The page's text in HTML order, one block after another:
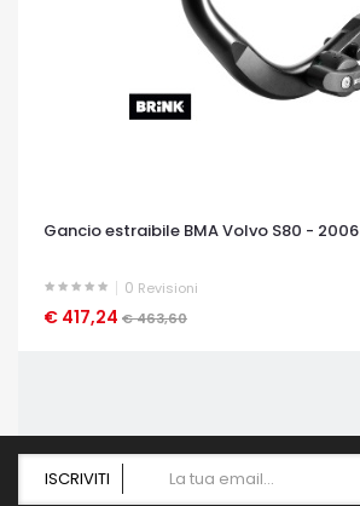
Gancio estraibile BMA Volvo S80 - 2006
0 Revisioni
€ 417,24 € 463,60
OCCHIATA VELOCE
ISCRIVITI